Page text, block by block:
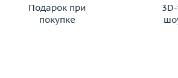
Подарок при
покупке